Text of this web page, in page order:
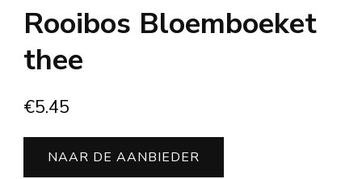
Rooibos Bloemboeket
thee
€5.45
NAAR DE AANBIEDER